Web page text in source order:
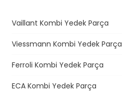
l
ş
ı
m
Vaillant Kombi Yedek Parça
Viessmann Kombi Yedek Parça
Ferroli Kombi Yedek Parça
ECA Kombi Yedek Parça